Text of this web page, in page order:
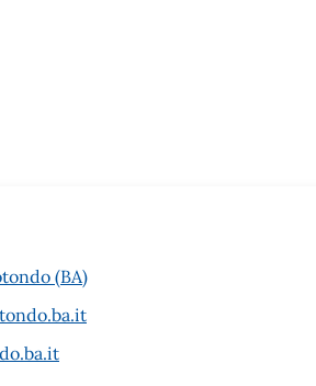
(BA)